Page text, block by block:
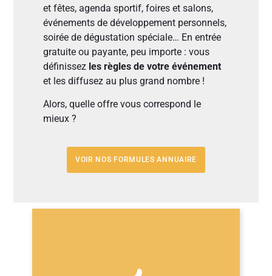
et fêtes, agenda sportif, foires et salons,
événements de développement personnels,
soirée de dégustation spéciale… En entrée
gratuite ou payante, peu importe : vous
définissez les règles de votre événement
et les diffusez au plus grand nombre !
Alors, quelle offre vous correspond le
mieux ?
VOIR NOS FORMULES ANNUAIRE